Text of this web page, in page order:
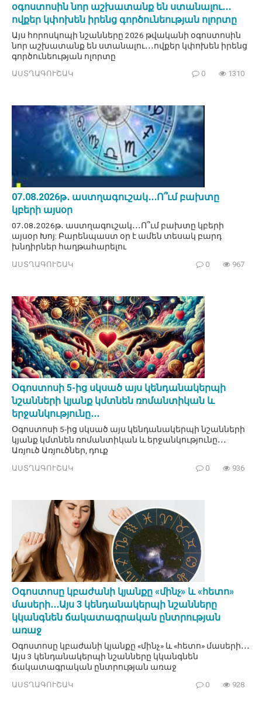
օգոստոսին նոր աշխատանք են ստանալու․․․
ովքեր կփոխեն իրենց գործունեության ոլորտը
Այս հորոսկոպի նշանները 2026 թվականի օգոստոսին
նոր աշխատանք են ստանալու․․․ովքեր կփոխեն իրենց
գործունեության ոլորտը
ԱՍՏՂԱԳՈՒՇԱԿ 0 1310
07․08․2026թ․ աստղագուշակ․․․Ո՞ւմ բախտը
կբերի այսօր
07․08․2026թ․ աստղագուշակ․․․Ո՞ւմ բախտը կբերի
այսօր Խոյ: Բարենպաստ օր է ամեն տեսակ բարդ
խնդիրներ հաղթահարելու
ԱՍՏՂԱԳՈՒՇԱԿ 0 967
Օգոստոսի 5-ից սկսած այս կենդանակերպի
նշանների կյանք կմտնեն ռոմանտիկան և
երջանկությունը․․․
Օգոստոսի 5-ից սկսած այս կենդանակերպի նշանների
կյանք կմտնեն ռոմանտիկան և երջանկությունը․․․
Առյուծ Առյուծներ, դուք
ԱՍՏՂԱԳՈՒՇԱԿ 0 936
Օգոստոսը կբաժանի կյանքը «մինչ» և «հետո»
մասերի․․․Այս 3 կենդանակերպի նշանները
կկանգնեն ճակատագրական ընտրության
առաջ
Օգոստոսը կբաժանի կյանքը «մինչ» և «հետո» մասերի․․․
Այս 3 կենդանակերպի նշանները կկանգնեն
ճակատագրական ընտրության առաջ
ԱՍՏՂԱԳՈՒՇԱԿ 0 928